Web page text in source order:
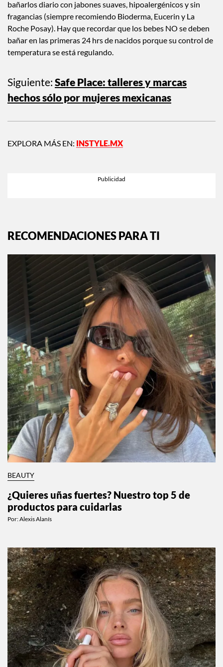
bañarlos diario con jabones suaves, hipoalergénicos y sin
fragancias (siempre recomiendo Bioderma, Eucerin y La
Roche Posay). Hay que recordar que los bebes NO se deben
bañar en las primeras 24 hrs de nacidos porque su control de
temperatura se está regulando.
Siguiente: Safe Place: talleres y marcas
hechos sólo por mujeres mexicanas
EXPLORA MÁS EN: INSTYLE.MX
RECOMENDACIONES PARA TI
BEAUTY
¿Quieres uñas fuertes? Nuestro top 5 de
productos para cuidarlas
Por:Alexis Alanís